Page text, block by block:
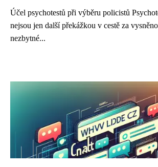
Účel psychotestů při výběru policistů
nejsou jen další překážkou v cestě za
nezbytné...